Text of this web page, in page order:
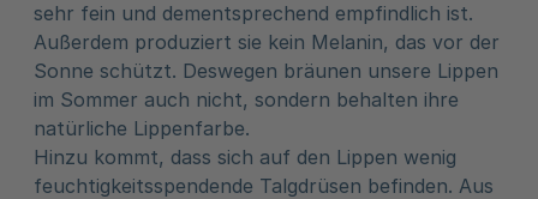
sehr fein und dementsprechend empfindlich ist.
Außerdem produziert sie kein Melanin, das vor der
Sonne schützt. Deswegen bräunen unsere Lippen
im Sommer auch nicht, sondern behalten ihre
natürliche Lippenfarbe.
Hinzu kommt, dass sich auf den Lippen wenig
feuchtigkeitsspendende Talgdrüsen befinden. Aus